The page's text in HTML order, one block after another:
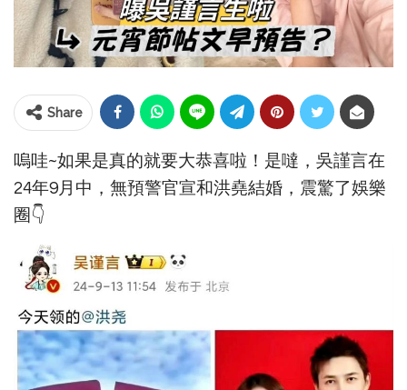
Share
嗚哇~如果是真的就要大恭喜啦！是噠，吳謹言在
24年9月中，無預警官宣和洪堯結婚，震驚了娛樂
圈👇